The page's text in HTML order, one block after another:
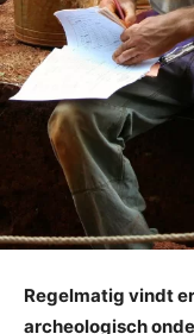
Regelmatig vindt
archeologisch